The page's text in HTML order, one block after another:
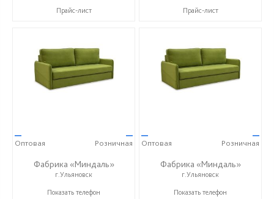
Прайс-лист Прайс-лист
—
Оптовая
—
Розничная
Фабрика «Миндаль»
г.Ульяновск
+7 (927) 630-62-82
Показать телефон
—
Оптовая
—
Розничная
Фабрика «Миндаль»
г.Ульяновск
+7 (927) 630-62-82
Показать телефон